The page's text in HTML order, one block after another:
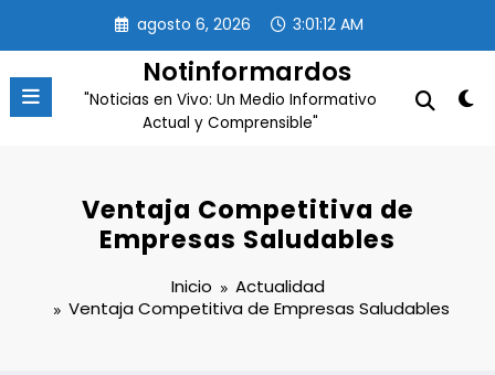
contenido
agosto 6, 2026 3:01:13 AM
Notinformardos
"Noticias en Vivo: Un Medio Informativo
Actual y Comprensible"
Ventaja Competitiva de
Empresas Saludables
Inicio
Actualidad
Ventaja Competitiva de Empresas Saludables